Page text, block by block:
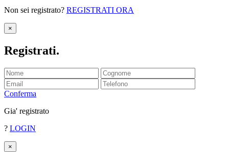
Non sei registrato? REGISTRATI ORA
×
Registrati.
Conferma
Gia' registrato
? LOGIN
×